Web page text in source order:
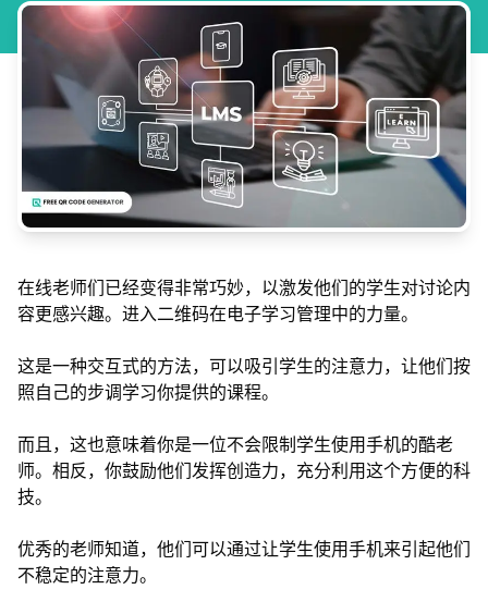
在线老师们已经变得非常巧妙，以激发他们的学生对讨论内
容更感兴趣。进入二维码在电子学习管理中的力量。
这是一种交互式的方法，可以吸引学生的注意力，让他们按
照自己的步调学习你提供的课程。
而且，这也意味着你是一位不会限制学生使用手机的酷老
师。相反，你鼓励他们发挥创造力，充分利用这个方便的科
技。
优秀的老师知道，他们可以通过让学生使用手机来引起他们
不稳定的注意力。